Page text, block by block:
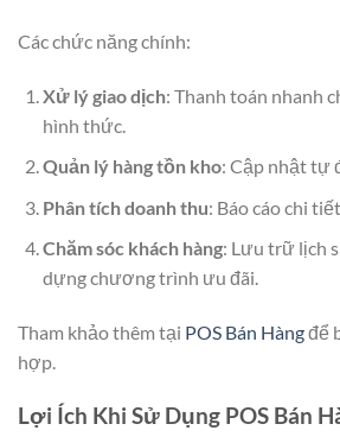
Các chức năng chính:
Xử lý giao dịch: Thanh toán nhanh
hình thức.
Quản lý hàng tồn kho: Cập nhật tự
Phân tích doanh thu: Báo cáo chi
Chăm sóc khách hàng: Lưu trữ lịch
dựng chương trình ưu đãi.
Tham khảo thêm tại POS Bán Hàngđể
hợp.
Lợi Ích Khi Sử Dụng POS Bán